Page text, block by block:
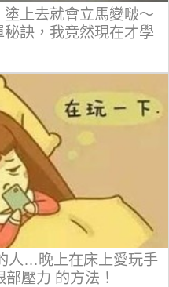
上去就會立馬變啵～
訣，我竟然現在才學
人…晚上在床上愛玩手
壓力 的方法！